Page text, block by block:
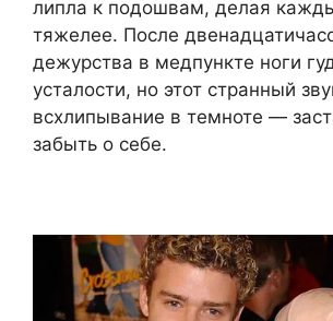
липла к подошвам, делая
тяжелее. После
дежурства в медпункте ноги
усталости, но этот странный
всхлипывание в темноте —
забыть о себе.